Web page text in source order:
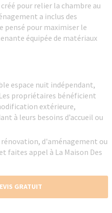
pour relier la chambre au
a inclus des
pensé pour maximiser le
équipée de matériaux
espace nuit indépendant,
propriétaires bénéficient
extérieure,
à leurs besoins d’accueil ou
rénovation, d'aménagement ou
faites appel à La Maison Des
GRATUIT